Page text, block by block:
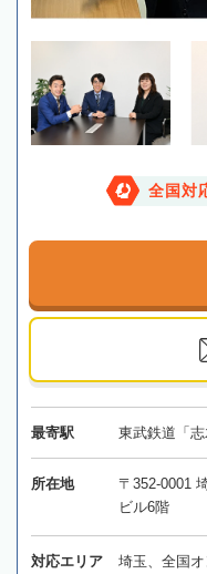
全国対
最寄駅 東武鉄道「
所在地
〒352-0001
ビル6階
対応エリア 埼玉、全国